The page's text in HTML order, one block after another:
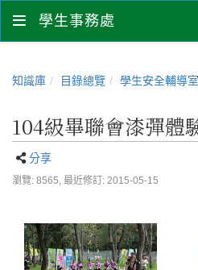
學生事務處
知識庫 目錄總覽 學生安全輔導室
104級畢聯會漆彈體
分享
瀏覽: 8565, 最近修訂: 2015-05-15